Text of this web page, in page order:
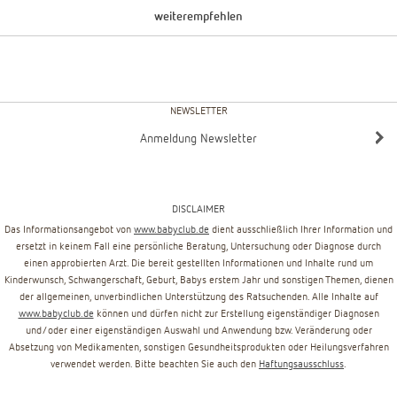
weiterempfehlen
NEWSLETTER
Anmeldung Newsletter
DISCLAIMER
Das Informationsangebot von www.babyclub.de dient ausschließlich Ihrer Information und
ersetzt in keinem Fall eine persönliche Beratung, Untersuchung oder Diagnose durch
einen approbierten Arzt. Die bereit gestellten Informationen und Inhalte rund um
Kinderwunsch, Schwangerschaft, Geburt, Babys erstem Jahr und sonstigen Themen, dienen
der allgemeinen, unverbindlichen Unterstützung des Ratsuchenden. Alle Inhalte auf
www.babyclub.de können und dürfen nicht zur Erstellung eigenständiger Diagnosen
und/oder einer eigenständigen Auswahl und Anwendung bzw. Veränderung oder
Absetzung von Medikamenten, sonstigen Gesundheitsprodukten oder Heilungsverfahren
verwendet werden. Bitte beachten Sie auch den Haftungsausschluss.